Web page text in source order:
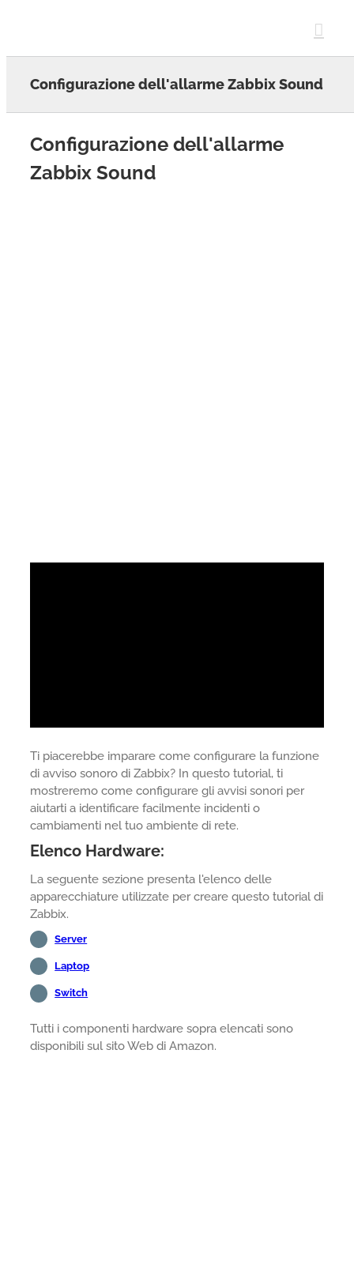
Configurazione dell'allarme Zabbix Sound
Configurazione dell'allarme
Zabbix Sound
Ti piacerebbe imparare come configurare la funzione
di avviso sonoro di Zabbix? In questo tutorial, ti
mostreremo come configurare gli avvisi sonori per
aiutarti a identificare facilmente incidenti o
cambiamenti nel tuo ambiente di rete.
Elenco Hardware:
La seguente sezione presenta l'elenco delle
apparecchiature utilizzate per creare questo tutorial di
Zabbix.
Server
Laptop
Switch
Tutti i componenti hardware sopra elencati sono
disponibili sul sito Web di Amazon.